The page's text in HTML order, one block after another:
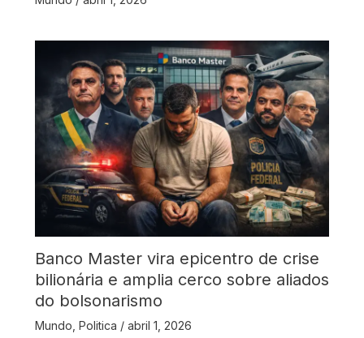
Banco Master vira epicentro de crise
bilionária e amplia cerco sobre aliados
do bolsonarismo
Mundo Politica / abril 1, 2026